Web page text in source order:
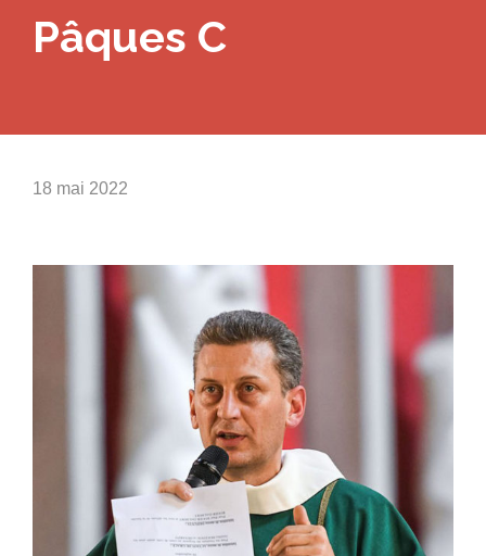
Pâques C
18 mai 2022